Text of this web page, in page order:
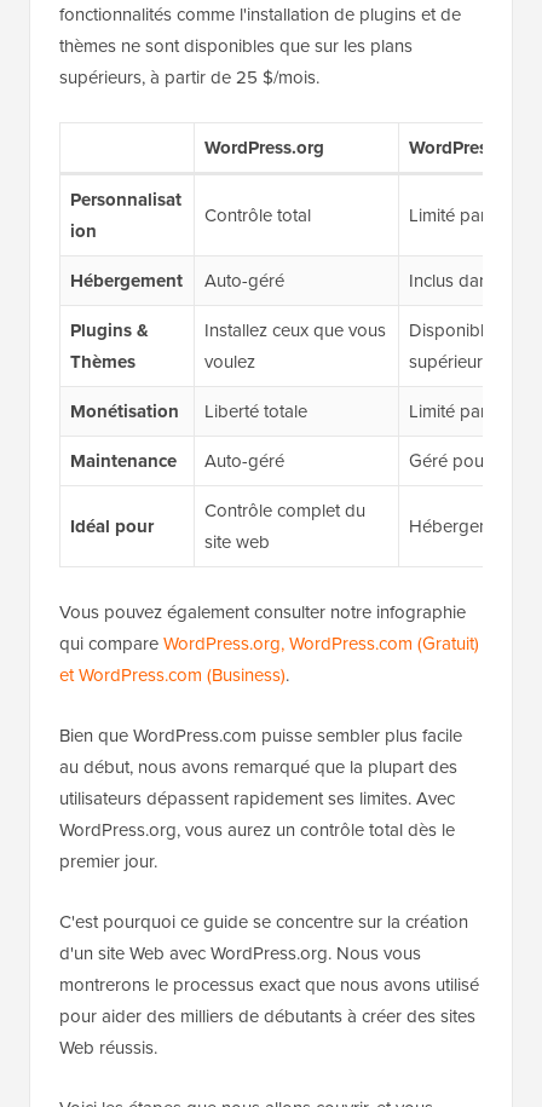
fonctionnalités comme l'installation de plugins et de
thèmes ne sont disponibles que sur les plans
supérieurs, à partir de 25 $/mois.
WordPress.org
WordPress.com
Personnalisat
ion
Contrôle total Limité par le
Hébergement Auto-géré Inclus dans tous
Plugins &
Thèmes
Installez ceux que vous
voulez
Disponible sur
supérieurs (25
Monétisation Liberté totale Limité par le
Maintenance Auto-géré Géré pour vous
Idéal pour
Contrôle complet du
site web
Hébergement
Vous pouvez également consulter notre infographie
qui compareWordPress.org, WordPress.com (Gratuit)
et WordPress.com (Business).
Bien que WordPress.com puisse sembler plus facile
au début, nous avons remarqué que la plupart des
utilisateurs dépassent rapidement ses limites. Avec
WordPress.org, vous aurez un contrôle total dès le
premier jour.
C'est pourquoi ce guide se concentre sur la création
d'un site Web avec WordPress.org. Nous vous
montrerons le processus exact que nous avons utilisé
pour aider des milliers de débutants à créer des sites
Web réussis.